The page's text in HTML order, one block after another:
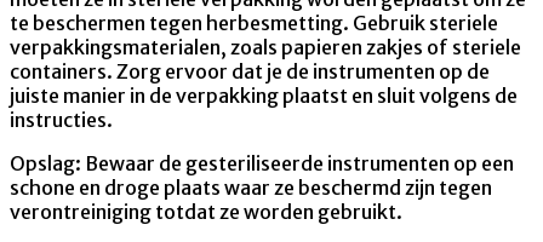
te beschermen tegen herbesmetting. Gebruik steriele
verpakkingsmaterialen, zoals papieren zakjes of steriele
containers. Zorg ervoor dat je de instrumenten op de
juiste manier in de verpakking plaatst en sluit volgens de
instructies.
Opslag: Bewaar de gesteriliseerde instrumenten op een
schone en droge plaats waar ze beschermd zijn tegen
verontreiniging totdat ze worden gebruikt.